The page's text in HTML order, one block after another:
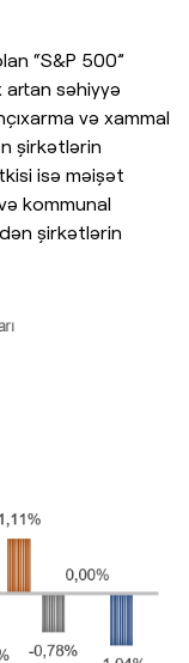
“S&P 500”
artan səhiyyə
və xammal
şirkətlərin
isə məişət
kommunal
şirkətlərin